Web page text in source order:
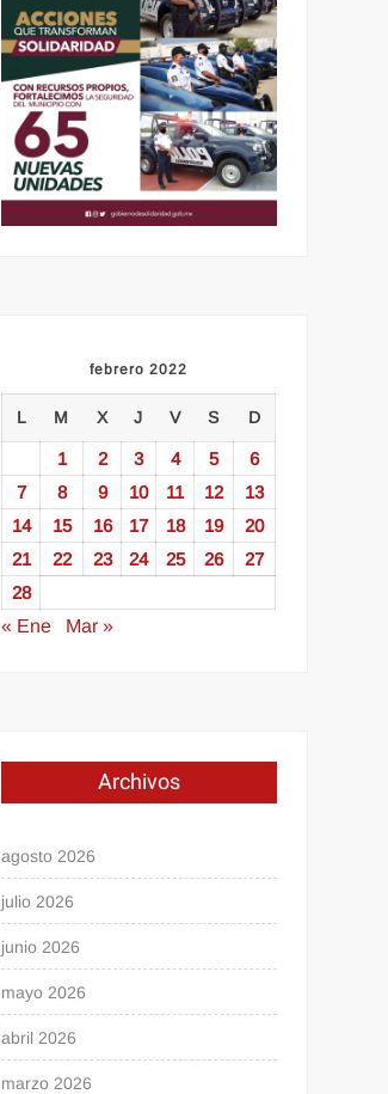
febrero 2022
L M X J V S D
1 2 3 4 5
6
7
8 9 10 11 12
13
14
15 16 17 18 19
20
21
22 23 24 25 26
27
28
« Ene
Mar »
Archivos
agosto 2026
julio 2026
junio 2026
mayo 2026
abril 2026
marzo 2026